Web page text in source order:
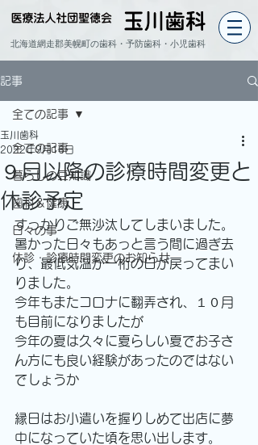
北海道網走郡美幌町の歯科・予防歯科・小児歯科
記事
全ての記事
暮らしの豆知識
歯科＆健康
日々の事
休診・診療時間変更のお知らせ
全ての記事
９月以降の診療時間変更と
休診予定
玉川歯科
2022年9月16日
すっかりご無沙汰してしまいました。
暑かった日々もあっと言う間に過ぎ去
り、最低気温が一桁の日が戻ってまい
りました。
今年もまたコロナに翻弄され、１０月
も目前になりましたが
今年の夏は久々に夏らしい夏でお子さ
ん方にも良い経験があったのではない
でしょうか
縁日はお小遣いを握りしめて出店に夢
中になっていた頃を思い出します。